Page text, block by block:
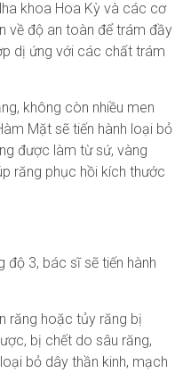
khoa Hoa Kỳ và các cơ
về độ an toàn để trám đầy
dị ứng với các chất trám
không còn nhiều men
Mặt sẽ tiến hành loại bỏ
được làm từ sứ, vàng
răng phục hồi kích thước
độ 3, bác sĩ sẽ tiến hành
răng hoặc tủy răng bị
bị chết do sâu răng,
bỏ dây thần kinh, mạch